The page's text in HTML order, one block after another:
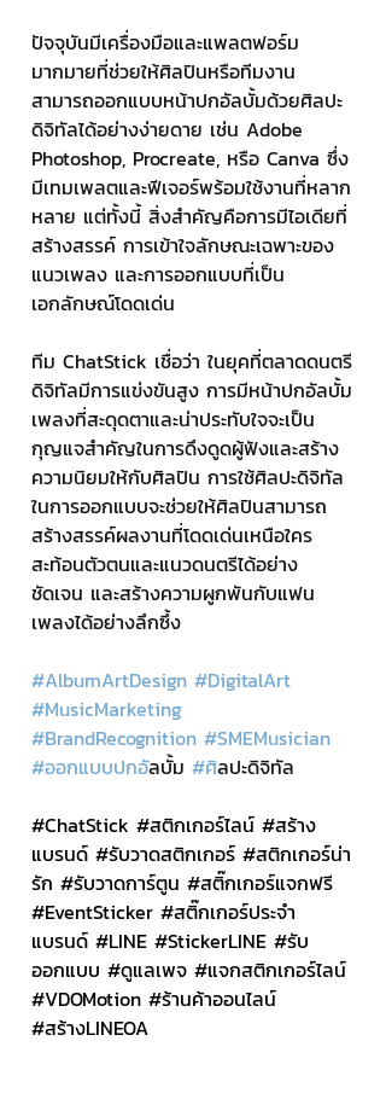
ปัจจุบันมีเครื่องมือและแพลตฟอร์ม
มากมายที่ช่วยให้ศิลปินหรือทีมงาน
สามารถออกแบบหน้าปกอัลบั้มด้วยศิลปะ
ดิจิทัลได้อย่างง่ายดาย เช่น Adobe
Photoshop, Procreate, หรือ Canva ซึ่ง
มีเทมเพลตและฟีเจอร์พร้อมใช้งานที่หลาก
หลาย แต่ทั้งนี้ สิ่งสำคัญคือการมีไอเดียที่
สร้างสรรค์ การเข้าใจลักษณะเฉพาะของ
แนวเพลง และการออกแบบที่เป็น
เอกลักษณ์โดดเด่น
ทีม ChatStick เชื่อว่า ในยุคที่ตลาดดนตรี
ดิจิทัลมีการแข่งขันสูง การมีหน้าปกอัลบั้ม
เพลงที่สะดุดตาและน่าประทับใจจะเป็น
กุญแจสำคัญในการดึงดูดผู้ฟังและสร้าง
ความนิยมให้กับศิลปิน การใช้ศิลปะดิจิทัล
ในการออกแบบจะช่วยให้ศิลปินสามารถ
สร้างสรรค์ผลงานที่โดดเด่นเหนือใคร
สะท้อนตัวตนและแนวดนตรีได้อย่าง
ชัดเจน และสร้างความผูกพันกับแฟน
เพลงได้อย่างลึกซึ้ง
#AlbumArtDesign #DigitalArt
#MusicMarketing
#BrandRecognition #SMEMusician
#ออกแบบปกอัลบั้ม #ศิลปะดิจิทัล
#ChatStick #สติกเกอร์ไลน์ #สร้าง
แบรนด์ #รับวาดสติกเกอร์ #สติกเกอร์น่า
รัก #รับวาดการ์ตูน #สติ๊กเกอร์แจกฟรี
#EventSticker #สติ๊กเกอร์ประจำ
แบรนด์ #LINE #StickerLINE #รับ
ออกแบบ #ดูแลเพจ #แจกสติกเกอร์ไลน์
#VDOMotion #ร้านค้าออนไลน์
#สร้างLINEOA